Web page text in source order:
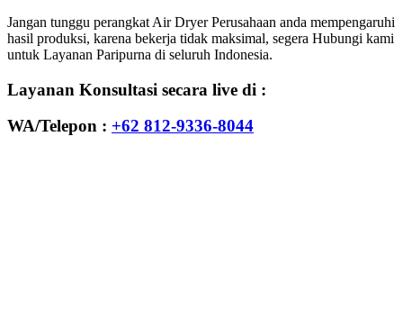
Jangan tunggu perangkat Air Dryer Perusahaan anda mempengaruhi
hasil produksi, karena bekerja tidak maksimal, segera Hubungi kami
untuk Layanan Paripurna di seluruh Indonesia.
Layanan Konsultasi secara live di :
WA/Telepon : +62 812-9336-8044